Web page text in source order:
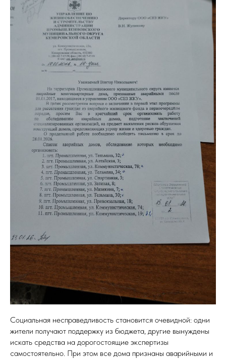
Социальная несправедливость становится очевидной: одни
жители получают поддержку из бюджета, другие вынуждены
искать средства на дорогостоящие экспертизы
самостоятельно. При этом все дома признаны аварийными и